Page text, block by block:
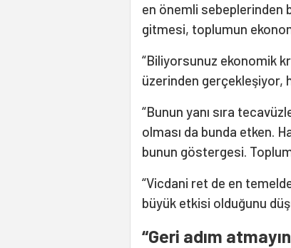
en önemli sebeplerinden
gitmesi, toplumun
“Biliyorsunuz ekonomik
üzerinden gerçekleşiyor,
“Bunun yanı sıra
olması da bunda etken.
bunun göstergesi.
“Vicdani ret de en
büyük etkisi olduğunu
“Geri adım